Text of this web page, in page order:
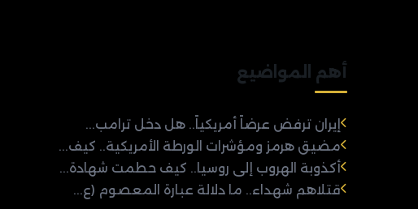
أهم المواضيع
إيران ترفض عرضاً أمريكياً.. هل دخل ترامب...
مضيق هرمز ومؤشرات الورطة الأمريكية.. كيف...
أكذوبة الهروب إلى روسيا.. كيف حطمت شهادة...
قتلاهم شهداء.. ما دلالة عبارة المعصوم (ع...